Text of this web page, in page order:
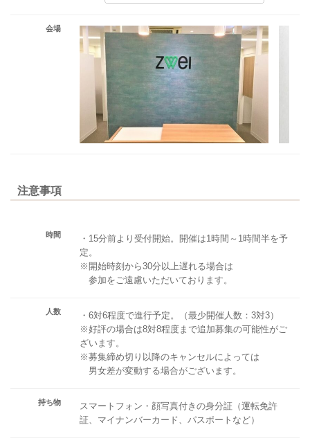
会場
注意事項
時間
・15分前より受付開始。開催は1時間～1時間半を予
定。
※開始時刻から30分以上遅れる場合は
参加をご遠慮いただいております。
人数
・6対6程度で進行予定。（最少開催人数：3対3）
※好評の場合は8対8程度まで追加募集の可能性がご
ざいます。
※募集締め切り以降のキャンセルによっては
男女差が変動する場合がございます。
持ち物
スマートフォン・顔写真付きの身分証（運転免許
証、マイナンバーカード、パスポートなど）